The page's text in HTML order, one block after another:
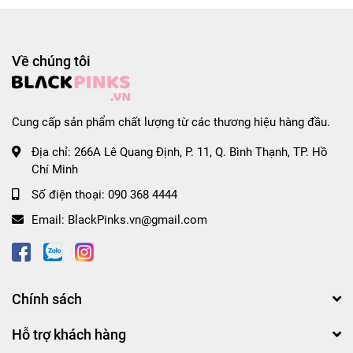
#blpscom #blpscomvn #blp #blpvn #blpcom #blpcomvn
Về chúng tôi
Cung cấp sản phẩm chất lượng từ các thương hiệu hàng đầu.
Địa chỉ: 266A Lê Quang Định, P. 11, Q. Bình Thạnh, TP. Hồ
Chí Minh
Số điện thoại: 090 368 4444
Email: BlackPinks.vn@gmail.com
Chính sách
Hỗ trợ khách hàng